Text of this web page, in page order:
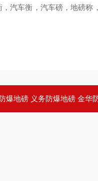
汽车衡，汽车磅，地磅称
地磅 义务防爆地磅 金华防爆地磅 永康防